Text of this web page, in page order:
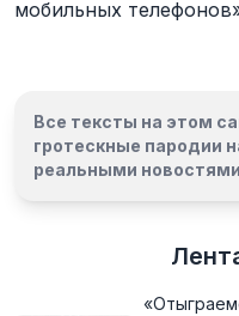
мобильных
Все тексты на этом
гротескные пародии
реальными новостями